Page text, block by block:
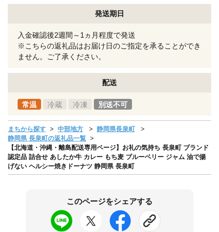
発送期日
入金確認後2週間～1ヵ月程度で発送
※こちらの返礼品はお届け日のご指定を承ることができ
ません。ご了承ください。
配送
常温 冷蔵 冷凍 別送不可
まちから探す 中部地方
静岡県長泉町
静岡県 長泉町の返礼品一覧
【北海道・沖縄・離島配送専用ページ】お礼の気持ち 長泉町 ブランド
認定品 詰合せ あしたか牛 カレー もち麦 ブルーベリー ジャム 油で揚
げない ヘルシー焼きドーナツ 静岡県 長泉町
このページをシェアする